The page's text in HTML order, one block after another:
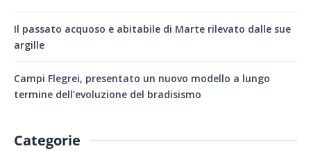
Il passato acquoso e abitabile di Marte rilevato dalle sue
argille
Campi Flegrei, presentato un nuovo modello a lungo
termine dell’evoluzione del bradisismo
Categorie